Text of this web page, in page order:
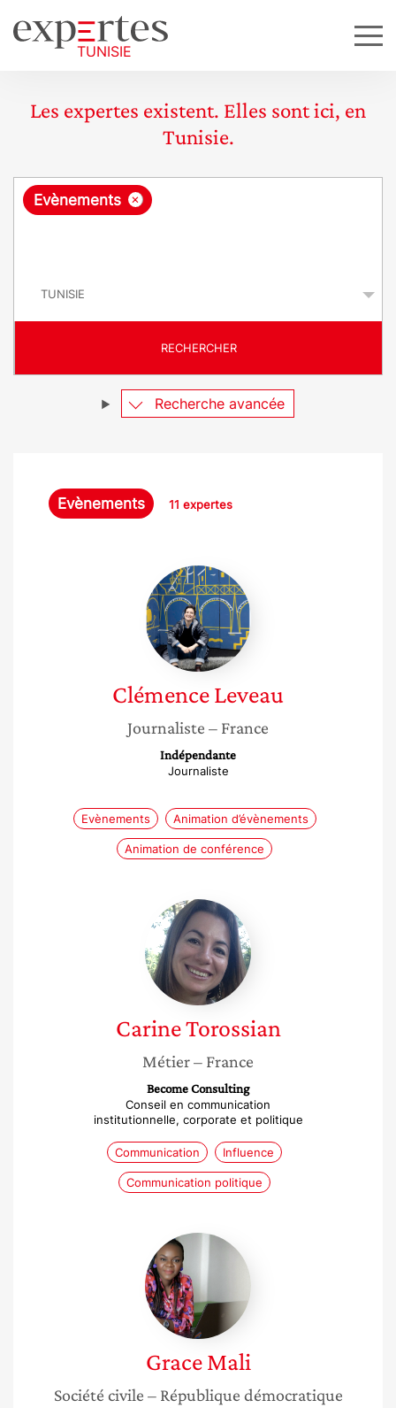
Les expertes existent. Elles sont ici, en
Tunisie.
R
ê
e
×
Evènements
RECHERCHER
Recherche avancée
Evènements 11 expertes
Clémence
Leveau
ClémenceLeveau
Journaliste – France
Indépendante
Journaliste
Evènements Animation d’évènements
Animation de conférence
Carine
Torossian
CarineTorossian
Métier– France
Become Consulting
Conseil en communication
institutionnelle, corporate et politique
Communication Influence
Communication politique
Grace
Grace Mali
Société civile – République démocratique